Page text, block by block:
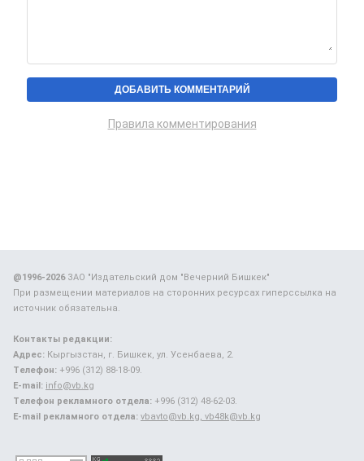
Правила комментирования
@1996-2026ЗАО "Издательский дом "Вечерний Бишкек"
При размещении материалов на сторонних ресурсах гиперссылка на
источник обязательна.
Контакты редакции:
Адрес: Кыргызстан, г. Бишкек, ул. Усенбаева, 2.
Телефон: +996 (312) 88-18-09.
E-mail: info@vb.kg
Телефон рекламного отдела: +996 (312) 48-62-03.
E-mail рекламного отдела: vbavto@vb.kg, vb48k@vb.kg